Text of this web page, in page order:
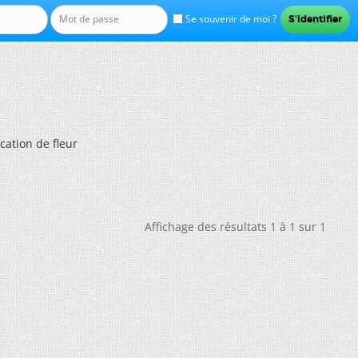
Se souvenir de moi ?
de fleur
Affichage des résultats 1 à 1 sur 1